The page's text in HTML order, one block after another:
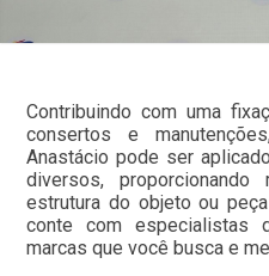
Contribuindo com uma
consertos e
Anastácio pode ser
diversos,
estrutura do objeto ou
conte com especialistas
marcas que você busca e